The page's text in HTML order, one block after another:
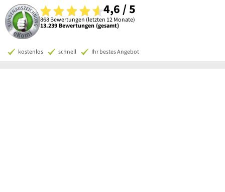
4,6 / 5
868 Bewertungen (letzten 12 Monate)
13.239 Bewertungen (gesamt)
kostenlos schnell Ihr bestes Angebot